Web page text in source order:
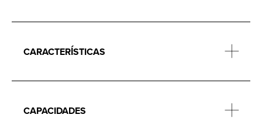
CARACTERÍSTICAS
CAPACIDADES